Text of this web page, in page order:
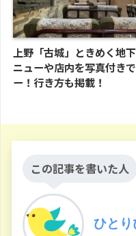
上野「古城」ときめく地
ニューや店内を写真付き
ー！行き方も掲載！
この記事を書いた人
ひと